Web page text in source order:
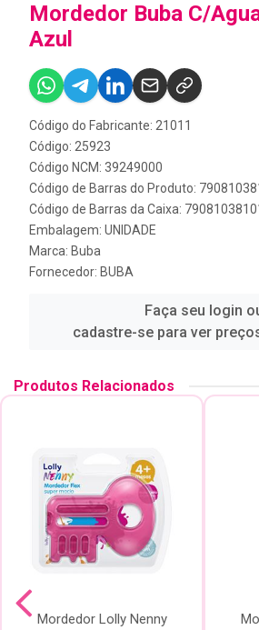
Mordedor Buba C/
Azul
Código do Fabricante: 21011
Código: 25923
Código NCM: 39249000
Código de Barras do Produto:
Código de Barras da Caixa:
Embalagem: UNIDADE
Marca: Buba
Fornecedor: BUBA
Faça seu login
cadastre-se para ver
Produtos Relacionados
Mordedor Lolly Nenny